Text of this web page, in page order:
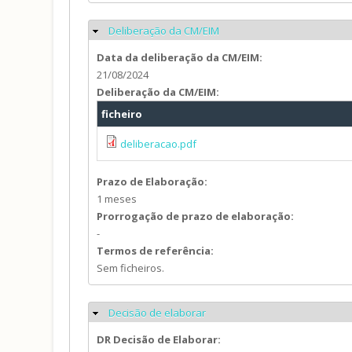
Ocultar
Deliberação da CM/EIM
Data da deliberação da CM/EIM:
21/08/2024
Deliberação da CM/EIM:
ficheiro
deliberacao.pdf
Prazo de Elaboração:
1 meses
Prorrogação de prazo de elaboração:
-
Termos de referência:
Sem ficheiros.
Ocultar
Decisão de elaborar
DR Decisão de Elaborar: